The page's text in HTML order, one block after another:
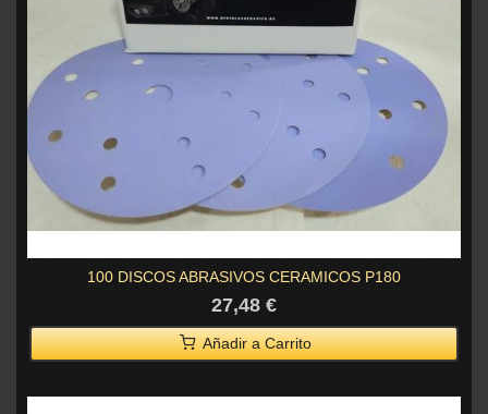
100 DISCOS ABRASIVOS CERAMICOS P180
27,48 €
Añadir a Carrito